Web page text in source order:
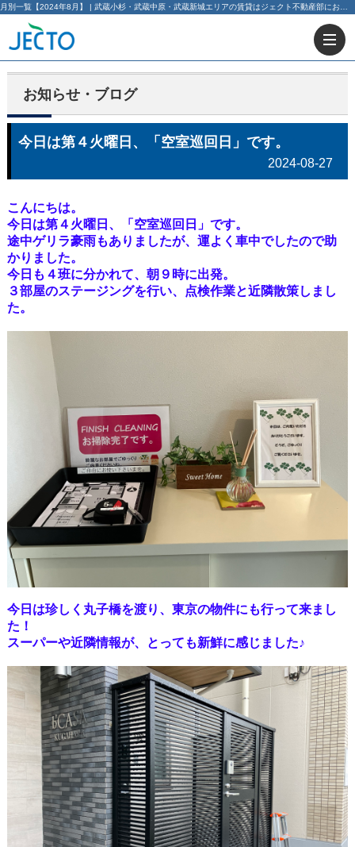
お知らせ・ブログ
今日は第４火曜日、「空室巡回日」です。
2024-08-27
こんにちは。
今日は第４火曜日、「空室巡回日」です。
途中ゲリラ豪雨もありましたが、運よく車中でしたので助
かりました。
今日も４班に分かれて、朝９時に出発。
３部屋のステージングを行い、点検作業と近隣散策しまし
た。
今日は珍しく丸子橋を渡り、東京の物件にも行って来まし
た！
スーパーや近隣情報が、とっても新鮮に感じました♪